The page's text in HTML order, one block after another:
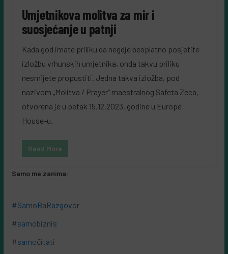
Umjetnikova molitva za mir i
suosjećanje u patnji
Kada god imate priliku da negdje besplatno posjetite
izložbu vrhunskih umjetnika, onda takvu priliku
nesmijete propustiti. Jedna takva izložba, pod
nazivom „Molitva / Prayer“ maestralnog Safeta Zeca,
otvorena je u petak 15.12.2023. godine u Europe
House-u.
Read More
Samo me zanima:
#SamoBaRazgovor
#samobiznis
#samočitati